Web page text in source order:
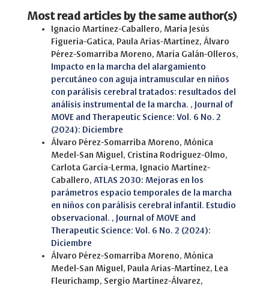
Most read articles by the same author(s)
Ignacio Martínez-Caballero, María Jesús
Figueria-Gatica, Paula Arias-Martínez, Álvaro
Pérez-Somarriba Moreno, María Galán-Olleros,
Impacto en la marcha del alargamiento
percutáneo con aguja intramuscular en niños
con parálisis cerebral tratados: resultados del
análisis instrumental de la marcha. , Journal of
MOVE and Therapeutic Science: Vol. 6 No. 2
(2024): Diciembre
Álvaro Pérez-Somarriba Moreno, Mónica
Medel-San Miguel, Cristina Rodríguez-Olmo,
Carlota García-Lerma, Ignacio Martínez-
Caballero, ATLAS 2030: Mejoras en los
parámetros espacio temporales de la marcha
en niños con parálisis cerebral infantil. Estudio
observacional. , Journal of MOVE and
Therapeutic Science: Vol. 6 No. 2 (2024):
Diciembre
Álvaro Pérez-Somarriba Moreno, Mónica
Medel-San Miguel, Paula Arias-Martínez, Lea
Fleurichamp, Sergio Martínez-Álvarez,